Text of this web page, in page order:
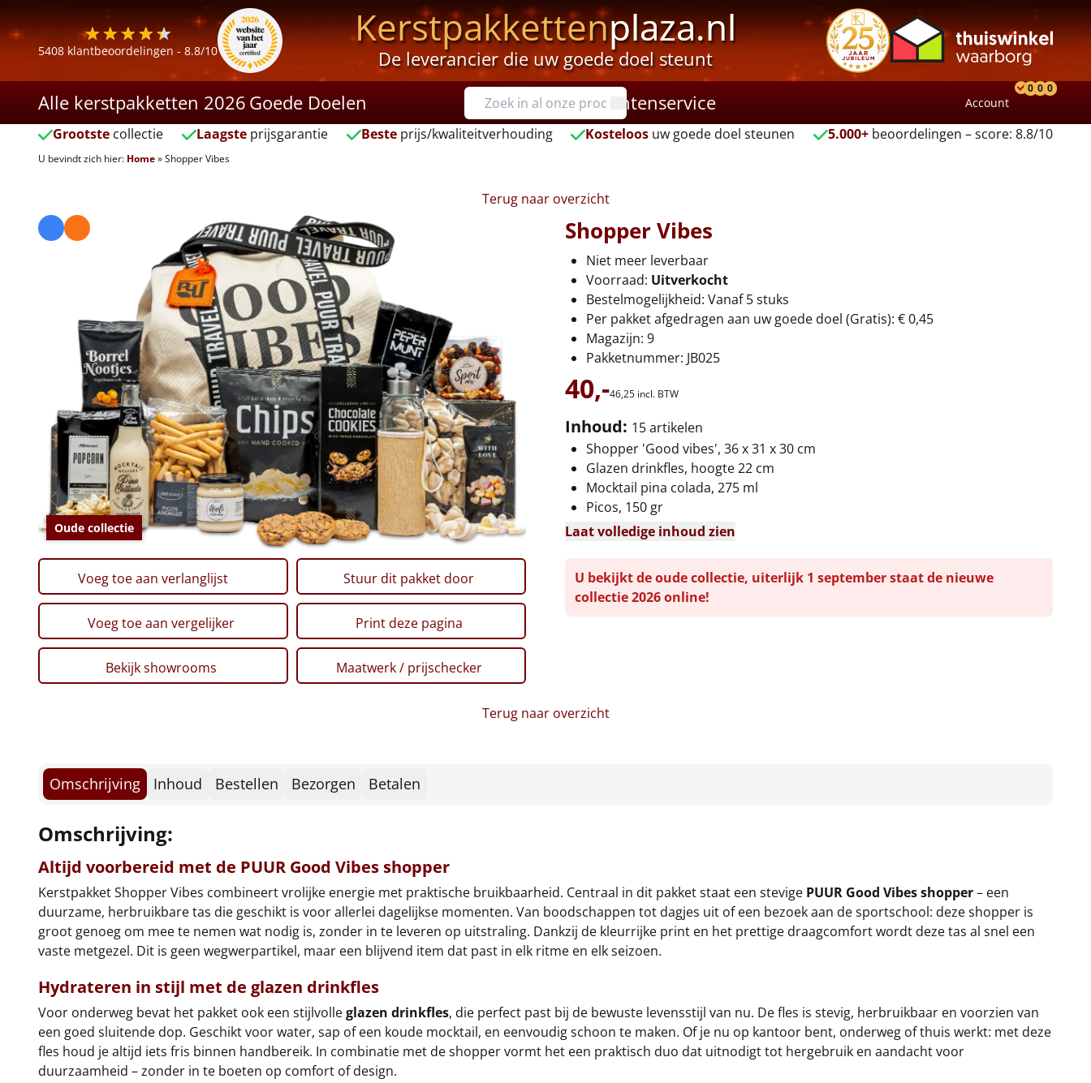
5408 klantbeoordelingen - 8.8/10 Kerstpakkettenplaza.nl
De leverancier die uw goede doel steunt
Alle kerstpakketten 2026 Goede Doelen Klantenservice Account
0 0 0
Grootste collectie Laagsteprijsgarantie Besteprijs/kwaliteitverhouding Kosteloos uw goede doel steunen 5.000+ beoordelingen – score: 8.8/10
U bevindt zich hier: Home»Shopper Vibes
Terug naar overzicht
Oude collectie
Shopper Vibes
Niet meer leverbaar
Voorraad: Uitverkocht
Bestelmogelijkheid: Vanaf 5 stuks
Per pakket afgedragen aan uw goede doel (Gratis): € 0,45
Magazijn: 9
Pakketnummer: JB025
40,-46,25 incl. BTW
Inhoud: 15 artikelen
Shopper 'Good vibes', 36 x 31 x 30 cm
Glazen drinkfles, hoogte 22 cm
Mocktail pina colada, 275 ml
Picos, 150 gr
Laat volledige inhoud zien
Voeg toe aan verlanglijst Stuur dit pakket door
Voeg toe aan vergelijker Print deze pagina
Bekijk showrooms Maatwerk / prijschecker
U bekijkt de oude collectie, uiterlijk 1 september staat de nieuwe
collectie 2026 online!
Terug naar overzicht
Omschrijving Inhoud Bestellen Bezorgen Betalen
Omschrijving:
Altijd voorbereid met de PUUR Good Vibes shopper
Kerstpakket Shopper Vibes combineert vrolijke energie met praktische bruikbaarheid. Centraal in dit pakket staat een stevige PUUR Good Vibes shopper– een
duurzame, herbruikbare tas die geschikt is voor allerlei dagelijkse momenten. Van boodschappen tot dagjes uit of een bezoek aan de sportschool: deze shopper is
groot genoeg om mee te nemen wat nodig is, zonder in te leveren op uitstraling. Dankzij de kleurrijke print en het prettige draagcomfort wordt deze tas al snel een
vaste metgezel. Dit is geen wegwerpartikel, maar een blijvend item dat past in elk ritme en elk seizoen.
Hydrateren in stijl met de glazen drinkfles
Voor onderweg bevat het pakket ook een stijlvolleglazen drinkfles, die perfect past bij de bewuste levensstijl van nu. De fles is stevig, herbruikbaar en voorzien van
een goed sluitende dop. Geschikt voor water, sap of een koude mocktail, en eenvoudig schoon te maken. Of je nu op kantoor bent, onderweg of thuis werkt: met deze
fles houd je altijd iets fris binnen handbereik. In combinatie met de shopper vormt het een praktisch duo dat uitnodigt tot hergebruik en aandacht voor
duurzaamheid – zonder in te boeten op comfort of design.